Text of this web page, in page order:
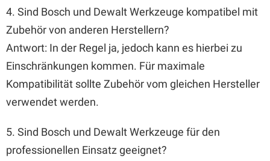
4. Sind Bosch und Dewalt Werkzeuge kompatibel mit
Zubehör von anderen Herstellern?
Antwort: In der Regel ja, jedoch kann es hierbei zu
Einschränkungen kommen. Für maximale
Kompatibilität sollte Zubehör vom gleichen Hersteller
verwendet werden.
5. Sind Bosch und Dewalt Werkzeuge für den
professionellen Einsatz geeignet?